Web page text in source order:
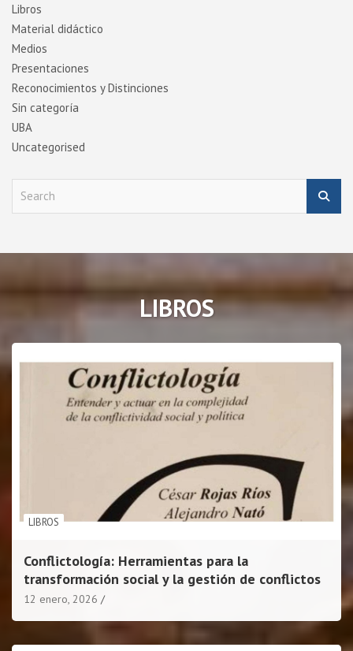
Libros
Material didáctico
Medios
Presentaciones
Reconocimientos y Distinciones
Sin categoría
UBA
Uncategorised
c
LIBROS
LIBROS
Conflictología: Herramientas para la
transformación social y la gestión de conflictos
12 enero, 2026